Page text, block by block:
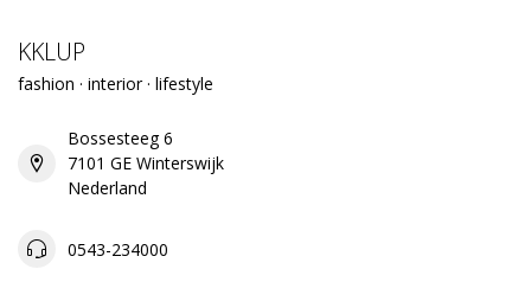
KKLUP
fashion · interior · lifestyle
Bossesteeg 6
7101 GE Winterswijk
Nederland
0543-234000